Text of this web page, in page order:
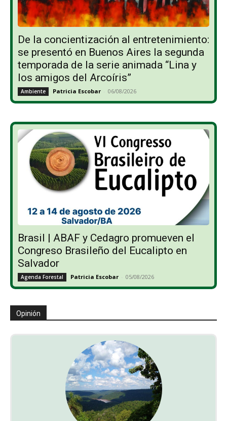
De la concientización al entretenimiento:
se presentó en Buenos Aires la segunda
temporada de la serie animada “Lina y
los amigos del Arcoíris”
Ambiente Patricia Escobar - 06/08/2026
Brasil | ABAF y Cedagro promueven el
Congreso Brasileño del Eucalipto en
Salvador
Agenda Forestal Patricia Escobar - 05/08/2026
Opinión